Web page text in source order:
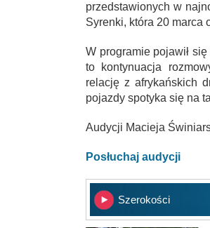
przedstawionych w
Syrenki, która 20 marca
W programie pojawił
to kontynuacja
relację z afrykańskich
pojazdy spotyka się na
Audycji Macieja
Posłuchaj audycji
Szerokości